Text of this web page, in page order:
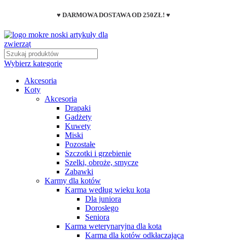
♥ DARMOWA DOSTAWA OD 250ZŁ! ♥
Wybierz kategorię
Akcesoria
Koty
Akcesoria
Drapaki
Gadżety
Kuwety
Miski
Pozostałe
Szczotki i grzebienie
Szelki, obroże, smycze
Zabawki
Karmy dla kotów
Karma według wieku kota
Dla juniora
Dorosłego
Seniora
Karma weterynaryjna dla kota
Karma dla kotów odkłaczająca